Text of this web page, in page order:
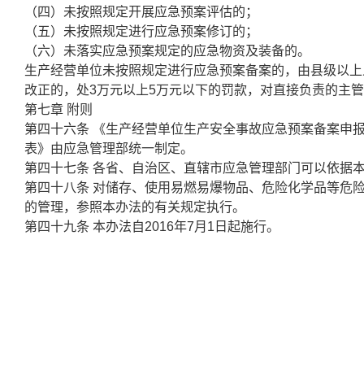
（四）未按照规定开展应急预案评估的；
（五）未按照规定进行应急预案修订的；
（六）未落实应急预案规定的应急物资及装备的。
生产经营单位未按照规定进行应急预案备案的，由县级以
改正的，处3万元以上5万元以下的罚款，对直接负责的主
第七章 附则
第四十六条 《生产经营单位生产安全事故应急预案备案申
表》由应急管理部统一制定。
第四十七条 各省、自治区、直辖市应急管理部门可以依据
第四十八条 对储存、使用易燃易爆物品、危险化学品等危
的管理，参照本办法的有关规定执行。
第四十九条 本办法自2016年7月1日起施行。